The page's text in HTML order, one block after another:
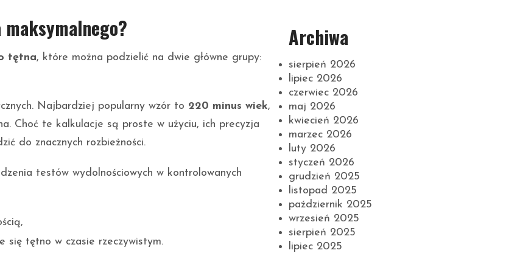
tętna, które można podzielić na dwie główne grupy:
Najbardziej popularny wzór to 220 minus wiek,
Choć te kalkulacje są proste w użyciu, ich precyzja
do znacznych rozbieżności.
testów wydolnościowych w kontrolowanych
się tętno w czasie rzeczywistym.
Archiwa
sierpień 2026
lipiec 2026
czerwiec 2026
maj 2026
kwiecień 2026
marzec 2026
luty 2026
styczeń 2026
grudzień 2025
listopad 2025
październik 2025
wrzesień 2025
sierpień 2025
lipiec 2025